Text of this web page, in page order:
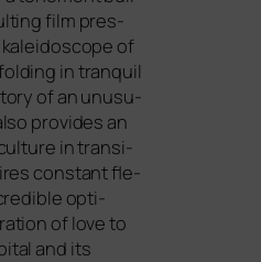
film pres­
of
in tran­quil
of an unu­su­
pro­vi­des an
in tran­si­
con­stant fle­
opti­
of love to
and its